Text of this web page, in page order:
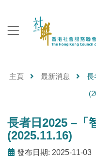
主頁 最新消息 長
長者日2025 –「
(2025.11.16)
發布日期: 2025-11-03